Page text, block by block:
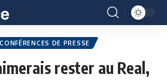
CONFÉRENCES DE PRESSE
rester au Real,